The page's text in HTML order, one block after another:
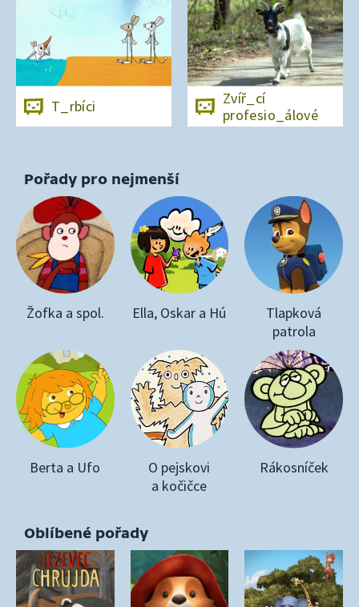
T_rbíci
Zvíř_cí
profesio_álové
Pořady pro nejmenší
Žofka a spol. Ella, Oskar a Hú
Tlapková
patrola
Berta a Ufo
O pejskovi
a kočičce
Rákosníček
Oblíbené pořady